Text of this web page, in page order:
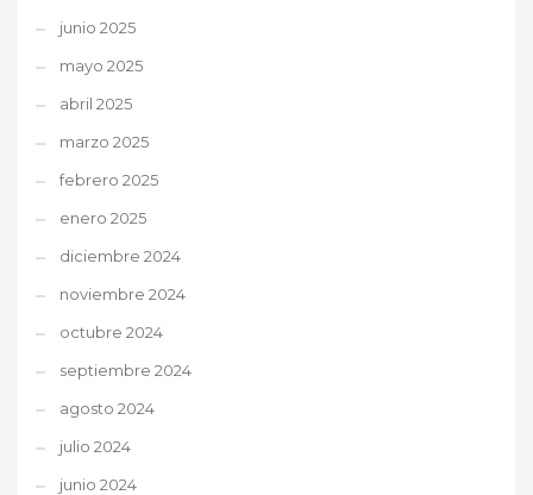
junio 2025
mayo 2025
abril 2025
marzo 2025
febrero 2025
enero 2025
diciembre 2024
noviembre 2024
octubre 2024
septiembre 2024
agosto 2024
julio 2024
junio 2024